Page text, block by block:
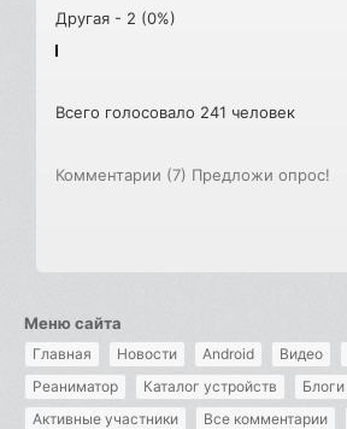
Другая - 2 (0%)
Всего голосовало 241 человек
Комментарии (7) Предложи опрос!
Меню сайта
Главная Новости Android Видео
Реаниматор
Каталог устройств Блоги
Активные участники
Все комментарии